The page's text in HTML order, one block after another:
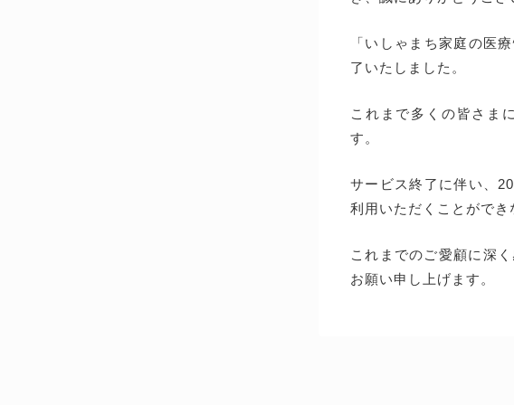
「いしゃまち家庭の医
了いたしました。
これまで多くの皆さま
す。
サービス終了に伴い、
利用いただくことができ
これまでのご愛顧に深
お願い申し上げます。